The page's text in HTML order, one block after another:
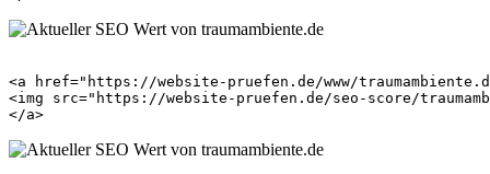
<a href="https://website-pruefen.de/www/
<img src="https://website-pruefen.de/seo-score/